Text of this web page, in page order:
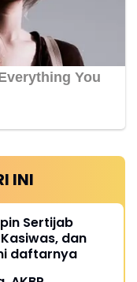
INI
Sertijab
dan
daftarnya